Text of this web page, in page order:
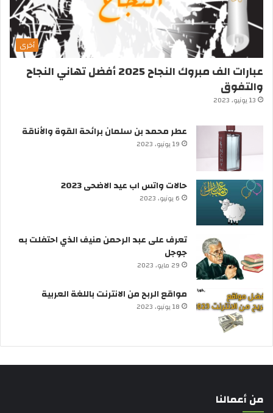
أخرى
عبارات الف مبروك النجاح 2025 أفضل تهاني النجاح
والتفوق
13 يونيو، 2023
عطر محمد بن سلمان برائحة القوة والأناقة
19 يونيو، 2023
حالات واتس اب عيد الاضحى 2023
6 يونيو، 2023
تعرف على عبد الرحمن منيف الذي احتفلت به
جوجل
29 مايو، 2023
مواقع الربح من الانترنت باللغة العربية
18 يونيو، 2023
من أعمالنا